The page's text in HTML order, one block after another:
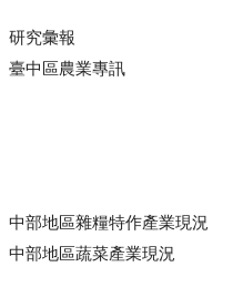
研究彙報
臺中區農業專訊
中部地區雜糧特作產業現況
中部地區蔬菜產業現況